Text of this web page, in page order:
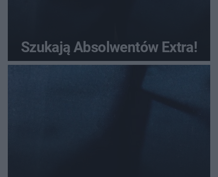
Szukają Absolwentów Extra!